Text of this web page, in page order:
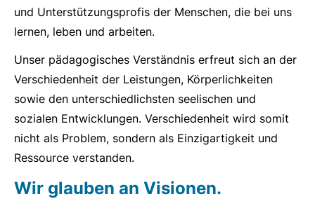
und Unterstützungsprofis der Menschen, die bei uns
lernen, leben und arbeiten.
Unser pädagogisches Verständnis erfreut sich an der
Verschiedenheit der Leistungen, Körperlichkeiten
sowie den unterschiedlichsten seelischen und
sozialen Entwicklungen. Verschiedenheit wird somit
nicht als Problem, sondern als Einzigartigkeit und
Ressource verstanden.
Wir glauben an Visionen.